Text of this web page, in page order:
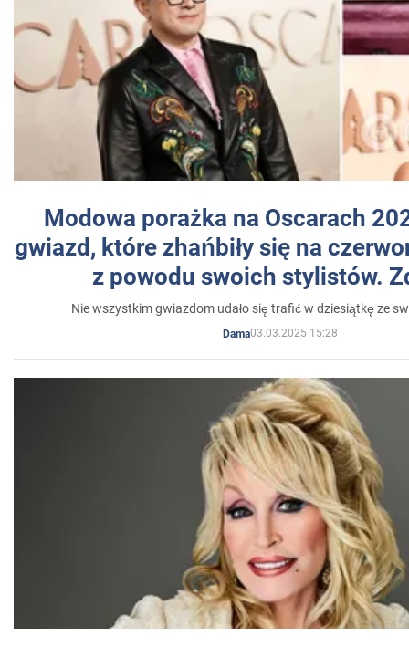
Modowa porażka na Oscarach
gwiazd, które zhańbiły się na
z powodu swoich stylistów.
Nie wszystkim gwiazdom udało się trafić w dziesiątkę ze
Dama03.03.2025 15:28